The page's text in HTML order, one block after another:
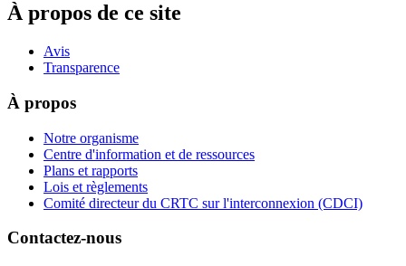
À propos de ce site
Avis
Transparence
À propos
Notre organisme
Centre d'information et de ressources
Plans et rapports
Lois et règlements
Comité directeur du CRTC sur l'interconnexion (CDCI)
Contactez-nous